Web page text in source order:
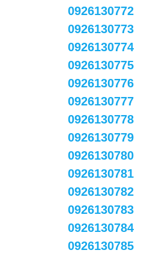
0926130772
0926130773
0926130774
0926130775
0926130776
0926130777
0926130778
0926130779
0926130780
0926130781
0926130782
0926130783
0926130784
0926130785